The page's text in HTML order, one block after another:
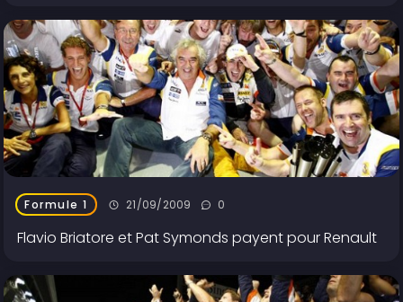
Formule 1 21/09/2009 0
Flavio Briatore et Pat Symonds payent pour Renault